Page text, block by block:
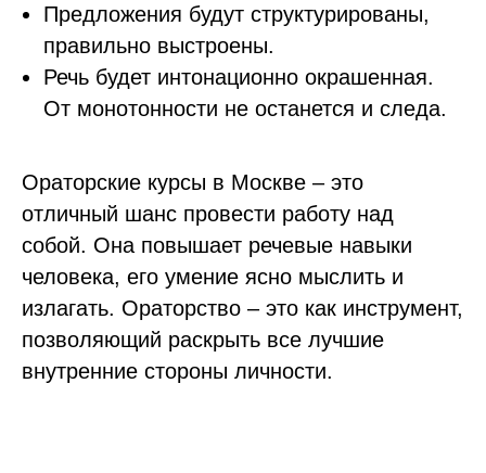
Предложения будут структурированы,
правильно выстроены.
Речь будет интонационно окрашенная.
От монотонности не останется и следа.
Ораторские курсы в Москве – это
отличный шанс провести работу над
собой. Она повышает речевые навыки
человека, его умение ясно мыслить и
излагать. Ораторство – это как инструмент,
позволяющий раскрыть все лучшие
внутренние стороны личности.